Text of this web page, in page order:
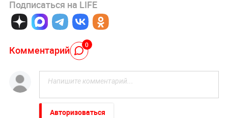
Подписаться на LIFE
Комментарий 0
Авторизоваться